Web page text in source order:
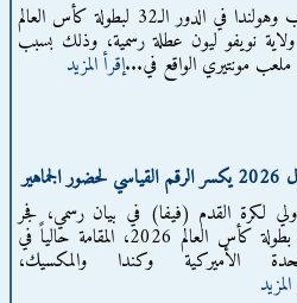
أهدت قمة المغرب وهولندا في الدور الـ32 لبطولة كأس العالم
ولاية نويفو ليون عطلة رسمية، وذلك بسبب
ملعب مونتيري الواقع في...إقرأ المزيد
لكرة القدم (فيفا) في بيان رسمي، فجر
اليوم الجمعة، أن بطولة كأس العالم 2026، المقامة حالياً في
الأميركية وكندا والمكسيك،